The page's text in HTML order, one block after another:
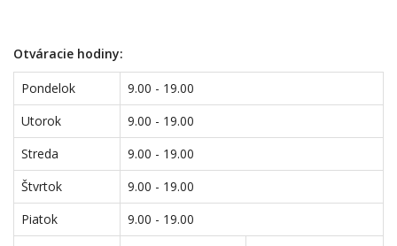
Otváracie hodiny:
Pondelok
9.00 - 19.00
Utorok
9.00 - 19.00
Streda
9.00 - 19.00
Štvrtok
9.00 - 19.00
Piatok
9.00 - 19.00